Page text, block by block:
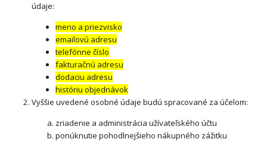
údaje:
meno a priezvisko
emailovú adresu
telefónne číslo
fakturačnú adresu
dodaciu adresu
históriu objednávok
Vyššie uvedené osobné údaje budú spracované za účelom:
zriadenie a administrácia užívateľského účtu
ponúknutie pohodlnejšieho nákupného zážitku